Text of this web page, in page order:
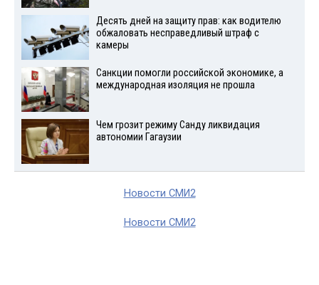
Десять дней на защиту прав: как водителю
обжаловать несправедливый штраф с
камеры
Санкции помогли российской экономике, а
международная изоляция не прошла
Чем грозит режиму Санду ликвидация
автономии Гагаузии
Новости СМИ2
Новости СМИ2